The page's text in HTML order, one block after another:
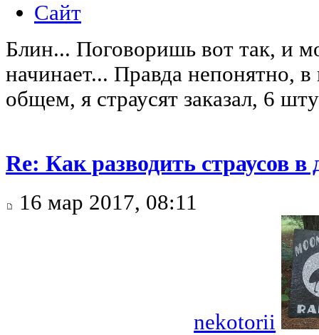
Сайт
Блин... Поговоришь вот так, и
начинает... Правда непонятно,
общем, я страусят заказал, 6
Re: Как разводить страусов
16 мар 2017, 08:11
nekotorii